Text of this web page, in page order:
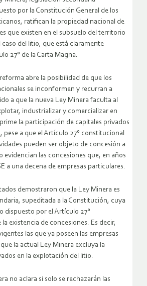
por la Constitución General de los
ratifican la propiedad nacional de
que existen en el subsuelo del territorio
caso del litio, que está claramente
27° de la Carta Magna.
abre la posibilidad de que los
se inconformen y recurran a
a que la nueva Ley Minera faculta al
industrializar y comercializar en
la participación de capitales privados
pese a que el Artículo 27° constitucional
pueden ser objeto de concesión a
evidencian las concesiones que, en años
a una decena de empresas particulares.
demostraron que la Ley Minera es
supeditada a la Constitución, cuya
dispuesto por el Artículo 27°
existencia de concesiones. Es decir,
las que ya poseen las empresas
la actual Ley Minera excluya la
en la explotación del litio.
no aclara si solo se rechazarán las